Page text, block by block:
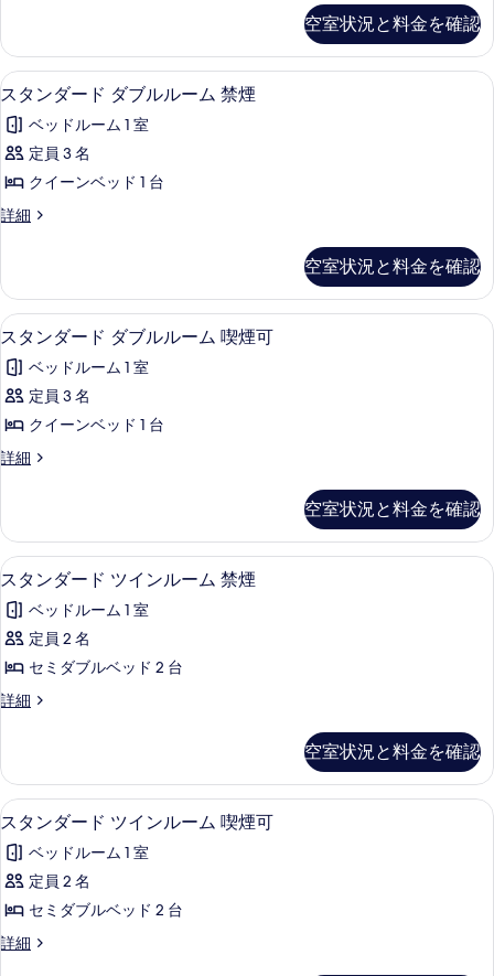
表
示
す
る
て
の
写
真
を
示
る
ル
ル
ー
ム
喫
煙
可
べ
て
の
写
真
表
す
る
ー
ダ
ブ
ル
ー
喫
煙
可
細
空室状況と料金を確認
ス
タ
ン
ダ
ド
ブ
ル
ル
ー
ム
禁
煙
べ
て
の
写
真
表
す
る
14
スタンダード ダブルルーム 禁煙
ベッドルーム 1 室
定員 3 名
クイーンベッド 1 台
詳細
ス
ー
ド
ダ
ル
ル
ム
禁
煙
細
空室状況と料金を確認
ス
タ
ン
ダ
ド
ブ
ル
ル
ー
ム
喫
煙
す
べ
て
の
写
を
14
スタンダード ダブルルーム 喫煙可
ベッドルーム 1 室
定員 3 名
クイーンベッド 1 台
詳細
ス
ー
ド
ダ
ル
ル
ム
喫
煙
詳
空室状況と料金を確認
ス
タ
ン
ダ
ド
イ
ン
ル
ー
ム
禁
煙
14
スタンダード ツインルーム 禁煙
ベッドルーム 1 室
定員 2 名
セミダブルベッド 2 台
詳細
ス
ー
ド
ツ
ン
ル
ム
禁
煙
空室状況と料金を確認
ス
タ
ン
ダ
ド
14
スタンダード ツインルーム 喫煙可
ベッドルーム 1 室
定員 2 名
セミダブルベッド 2 台
詳細
ス